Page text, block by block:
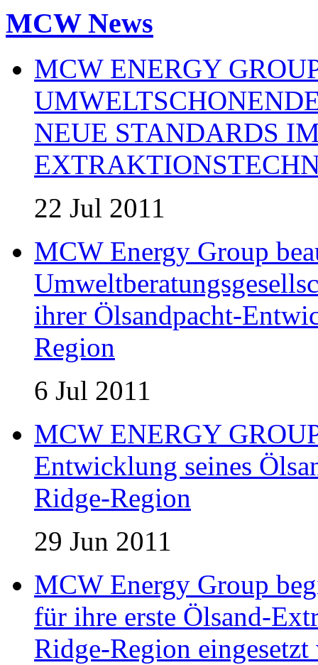
MCW News
MCW ENERGY
NEUE STANDARDS
22 Jul 2011
MCW Energy Group
ihrer Ölsandpacht-
Region
6 Jul 2011
MCW ENERGY
Entwicklung seines
Ridge-Region
29 Jun 2011
MCW Energy Group
für ihre erste Ölsand-
Ridge-Region